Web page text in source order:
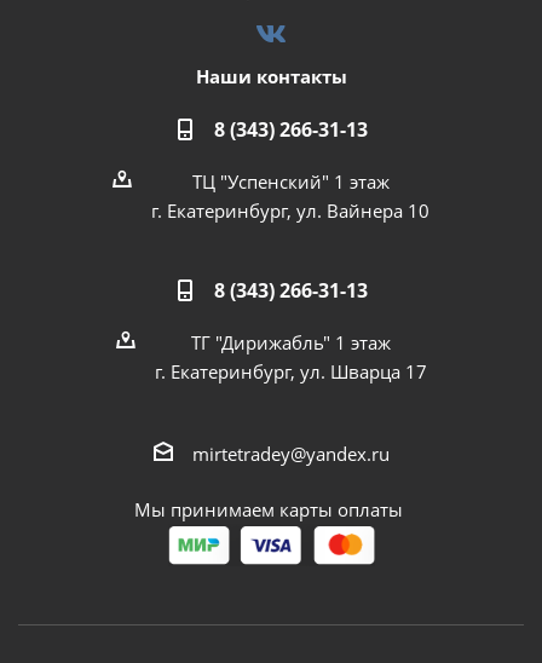
Наши контакты
8 (343) 266-31-13
ТЦ "Успенский" 1 этаж
г. Екатеринбург, ул. Вайнера 10
8 (343) 266-31-13
ТГ "Дирижабль" 1 этаж
г. Екатеринбург, ул. Шварца 17
mirtetradey@yandex.ru
Мы принимаем карты оплаты